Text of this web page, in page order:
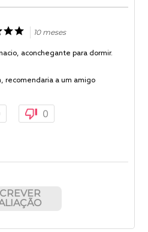
10 meses
aconchegante para dormir.
recomendaria a um amigo
0